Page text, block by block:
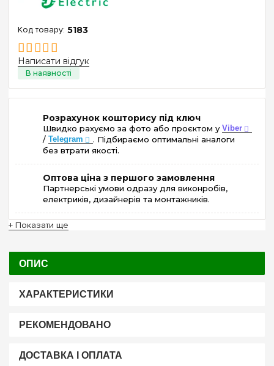
5183
Написати відгук
Розрахунок кошторису під ключ
Швидко рахуємо за фото або проєктом у Viber
/ Telegram
. Підбираємо оптимальні аналоги
без втрати якості.
Оптова ціна з першого замовлення
Партнерські умови одразу для виконробів,
електриків, дизайнерів та монтажників.
+ Показати ще
ОПИС
ХАРАКТЕРИСТИКИ
РЕКОМЕНДОВАНО
ДОСТАВКА І ОПЛАТА